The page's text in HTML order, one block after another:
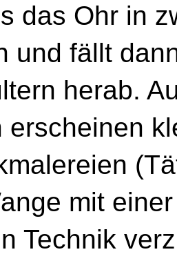
das Ohr in
und fällt
herab.
erscheinen
mit
Technik